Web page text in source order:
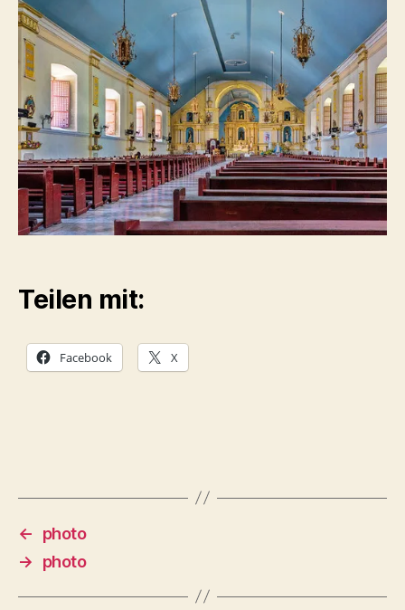
Teilen mit:
Facebook X
←
photo
→
photo